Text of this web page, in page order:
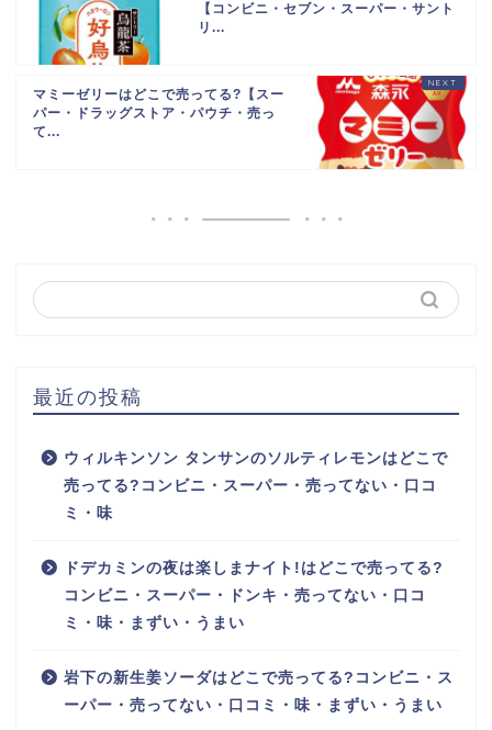
【コンビニ・セブン・スーパー・サント
リ...
マミーゼリーはどこで売ってる?【スー
パー・ドラッグストア・パウチ・売っ
て...
最近の投稿
ウィルキンソン タンサンのソルティレモンはどこで
売ってる?コンビニ・スーパー・売ってない・口コ
ミ・味
ドデカミンの夜は楽しまナイト!はどこで売ってる?
コンビニ・スーパー・ドンキ・売ってない・口コ
ミ・味・まずい・うまい
岩下の新生姜ソーダはどこで売ってる?コンビニ・ス
ーパー・売ってない・口コミ・味・まずい・うまい